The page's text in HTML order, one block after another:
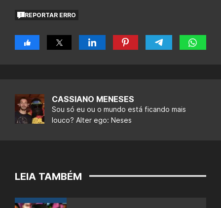
REPORTAR ERRO
CASSIANO MENESES
Sou só eu ou o mundo está ficando mais
louco? Alter ego: Neses
LEIA TAMBÉM